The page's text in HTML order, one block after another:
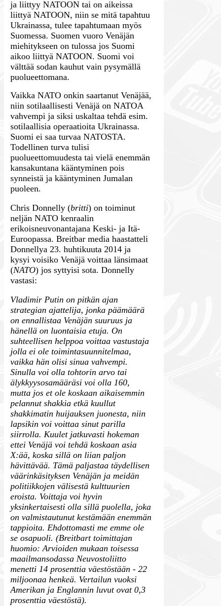
ja liittyy NATOON tai on aikeissa
liittyä NATOON, niin se mitä tapahtuu
Ukrainassa, tulee tapahtumaan myös
Suomessa. Suomen vuoro Venäjän
miehitykseen on tulossa jos Suomi
aikoo liittyä NATOON. Suomi voi
välttää sodan kauhut vain pysymällä
puolueettomana.
Vaikka NATO onkin saartanut Venäjää,
niin sotilaallisesti Venäjä on NATOA
vahvempi ja siksi uskaltaa tehdä esim.
sotilaallisia operaatioita Ukrainassa.
Suomi ei saa turvaa NATOSTA.
Todellinen turva tulisi
puolueettomuudesta tai vielä enemmän
kansakuntana kääntyminen pois
synneistä ja kääntyminen Jumalan
puoleen.
Chris Donnelly (britti) on toiminut
neljän NATO kenraalin
erikoisneuvonantajana Keski- ja Itä-
Euroopassa. Breitbar media haastatteli
Donnellya 23. huhtikuuta 2014 ja
kysyi voisiko Venäjä voittaa länsimaat
(NATO) jos syttyisi sota. Donnelly
vastasi:
Vladimir Putin on pitkän ajan
strategian ajattelija, jonka päämäärä
on ennallistaa Venäjän suuruus ja
hänellä on luontaisia etuja. On
suhteellisen helppoa voittaa vastustaja
jolla ei ole toimintasuunnitelmaa,
vaikka hän olisi sinua vahvempi.
Sinulla voi olla tohtorin arvo tai
älykkyysosamääräsi voi olla 160,
mutta jos et ole koskaan aikaisemmin
pelannut shakkia etkä kuullut
shakkimatin huijauksen juonesta, niin
lapsikin voi voittaa sinut parilla
siirrolla. Kuulet jatkuvasti hokeman
ettei Venäjä voi tehdä koskaan asia
X:ää, koska sillä on liian paljon
hävittävää. Tämä paljastaa täydellisen
väärinkäsityksen Venäjän ja meidän
politiikkojen välisestä kulttuurien
eroista. Voittaja voi hyvin
yksinkertaisesti olla sillä puolella, joka
on valmistautunut kestämään enemmän
tappioita. Ehdottomasti me emme ole
se osapuoli. (Breitbart toimittajan
huomio: Arvioiden mukaan toisessa
maailmansodassa Neuvostoliitto
menetti 14 prosenttia väestöstään - 22
miljoonaa henkeä. Vertailun vuoksi
Amerikan ja Englannin luvut ovat 0,3
prosenttia väestöstä).